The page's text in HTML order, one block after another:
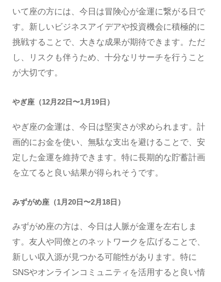
いて座の方には、今日は冒険心が金運に繋がる日で
す。新しいビジネスアイデアや投資機会に積極的に
挑戦することで、大きな成果が期待できます。ただ
し、リスクも伴うため、十分なリサーチを行うこと
が大切です。
やぎ座（12月22日〜1月19日）
やぎ座の金運は、今日は堅実さが求められます。計
画的にお金を使い、無駄な支出を避けることで、安
定した金運を維持できます。特に長期的な貯蓄計画
を立てると良い結果が得られそうです。
みずがめ座（1月20日〜2月18日）
みずがめ座の方は、今日は人脈が金運を左右しま
す。友人や同僚とのネットワークを広げることで、
新しい収入源が見つかる可能性があります。特に
SNSやオンラインコミュニティを活用すると良い情